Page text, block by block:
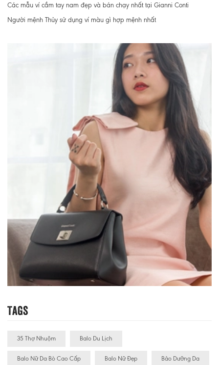
Các mẫu ví cầm tay nam đẹp và bán chạy nhất tại Gianni Conti
Người mệnh Thủy sử dụng ví màu gì hợp mệnh nhất
Tags
35 Thợ Nhuộm Balo Du Lịch
Balo Nữ Da Bò Cao Cấp Balo Nữ Đẹp Bảo Dưỡng Da